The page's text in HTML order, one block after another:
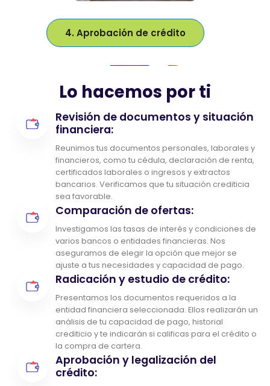
4. Aprobación de crédito
Lo hacemos por ti
Revisión de documentos y situación
financiera:
Reunimos tus documentos personales, laborales y
financieros, como tu cédula, declaración de renta,
certificados laborales o ingresos y extractos
bancarios. Verificamos que tu situación crediticia
sea favorable.
Comparación de ofertas:
Investigamos las tasas de interés y condiciones de
varios bancos o entidades financieras. Nos
aseguramos de elegir la opción que mejor se
ajuste a tus necesidades y capacidad de pago.
Radicación y estudio de crédito:
Presentamos los documentos requeridos a la
entidad financiera seleccionada. Ellos realizarán un
análisis de tu capacidad de pago, historial
crediticio y te indicarán si calificas para el crédito o
la compra de cartera.
Aprobación y legalización del
crédito: